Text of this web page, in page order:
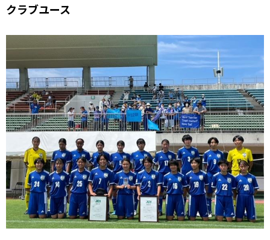
クラブユース